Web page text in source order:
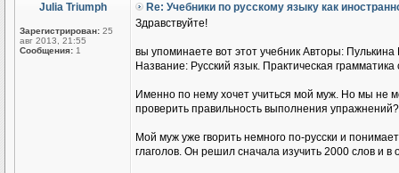
Julia Triumph
Зарегистрирован: 25
авг 2013, 21:55
Сообщения: 1
Re: Учебники по русскому языку как
Здравствуйте!
вы упоминаете вот этот учебник Авторы:
Название: Русский язык. Практическая
Именно по нему хочет учиться мой муж. Но мы не
проверить правильность выполнения упражнений?
Мой муж уже гворить немного по-русски и
глаголов. Он решил сначала изучить 2000 слов и